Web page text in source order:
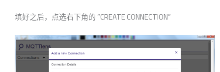
填好之后，点选右下角的 “CREATE CONNECTION”